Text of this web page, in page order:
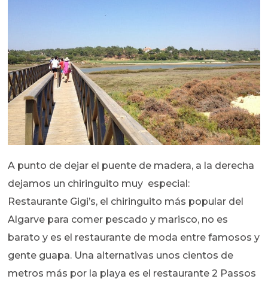
A punto de dejar el puente de madera, a la derecha
dejamos un chiringuito muy especial:
Restaurante Gigi’s, el chiringuito más popular del
Algarve para comer pescado y marisco, no es
barato y es el restaurante de moda entre famosos y
gente guapa. Una alternativas unos cientos de
metros más por la playa es el restaurante 2 Passos